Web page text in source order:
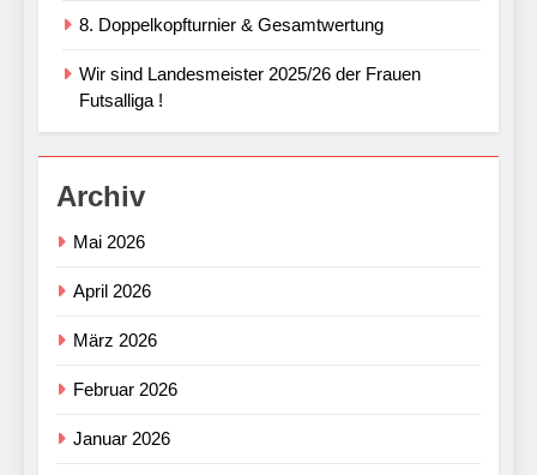
8. Doppelkopfturnier & Gesamtwertung
Wir sind Landesmeister 2025/26 der Frauen
Futsalliga !
Archiv
Mai 2026
April 2026
März 2026
Februar 2026
Januar 2026